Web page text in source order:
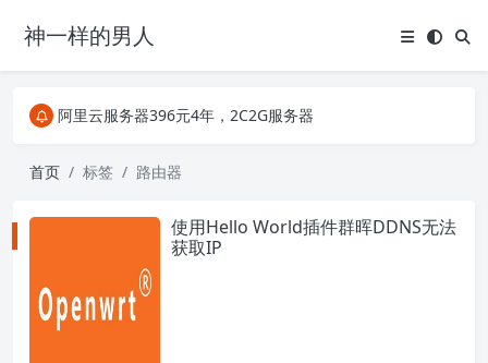
神一样的男人
阿里云服务器396元4年，2C2G服务器
关注Telegram频道有新消息第一时间推送
阿里云服务器396元4年，2C2G服务器
首页 标签 路由器
使用Hello World插件群晖DDNS无法
获取IP